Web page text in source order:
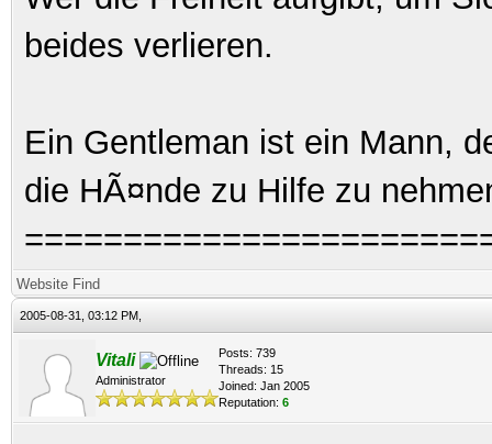
beides verlieren.
Ein Gentleman ist ein Mann,
die HÃ¤nde zu Hilfe zu
Website Find
2005-08-31, 03:12 PM,
Vitali
Administrator
Posts: 739
Threads: 15
Joined: Jan 2005
Reputation: 6